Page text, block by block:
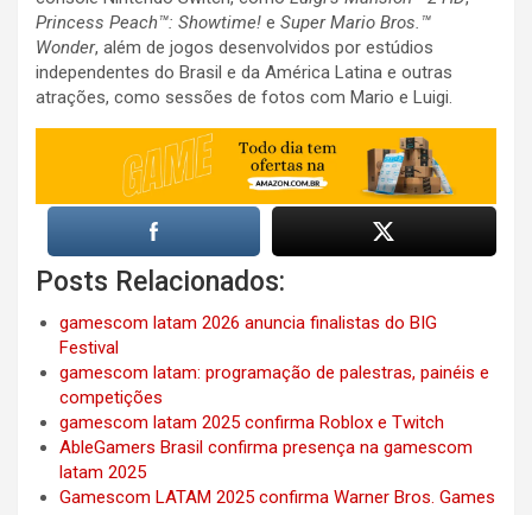
Princess Peach™: Showtime! e Super Mario Bros.™
Wonder, além de jogos desenvolvidos por estúdios
independentes do Brasil e da América Latina e outras
atrações, como sessões de fotos com Mario e Luigi.
Posts Relacionados:
gamescom latam 2026 anuncia finalistas do BIG
Festival
gamescom latam: programação de palestras, painéis e
competições
gamescom latam 2025 confirma Roblox e Twitch
AbleGamers Brasil confirma presença na gamescom
latam 2025
Gamescom LATAM 2025 confirma Warner Bros. Games